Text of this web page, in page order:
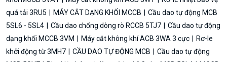
quá tải 3RU5
MÁY CẮT DẠNG KHỐI MCCB
Cầu dao tự động MCB
5SL6 - 5SL4
Cầu dao chống dòng rò RCCB 5TJ7
Cầu dao tự động
dạng khối MCCB 3VM
Máy cắt không khí ACB 3WA 3 cực
Rơ-le
khởi động từ 3MH7
CẦU DAO TỰ ĐỘNG MCB
Cầu dao tự động